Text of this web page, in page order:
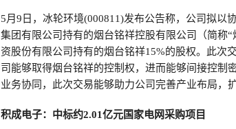
5月9日，冰轮环境(000811)发布公告称，公司拟以
集团有限公司持有的烟台铭祥控股有限公司（简称
资股份有限公司持有的烟台铭祥15%的股权。此次
司能够取得烟台铭祥的控制权，进而能够间接控制
业务协同，此次交易能够助力公司完善产业布局，
积成电子：中标约2.01亿元国家电网采购项目